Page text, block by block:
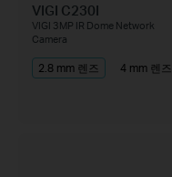
VIGI C230I
VIGI 3MP IR Dome Network
Camera
2.8 mm 렌즈 4 mm 렌즈